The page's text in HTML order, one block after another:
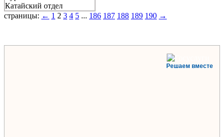
страницы: ← 1 2 3 4 5 ... 186 187 188 189 190 →
Решаем вместе